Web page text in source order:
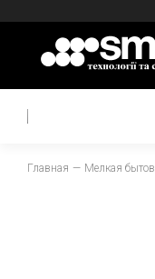
Главная Мелкая